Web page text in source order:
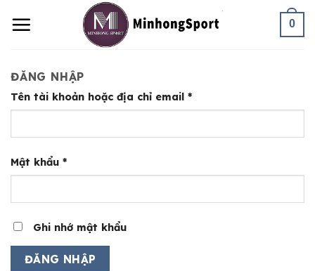
0
ĐĂNG NHẬP
Tên tài khoản hoặc địa chỉ email *
Mật khẩu *
Ghi nhớ mật khẩu
ĐĂNG NHẬP